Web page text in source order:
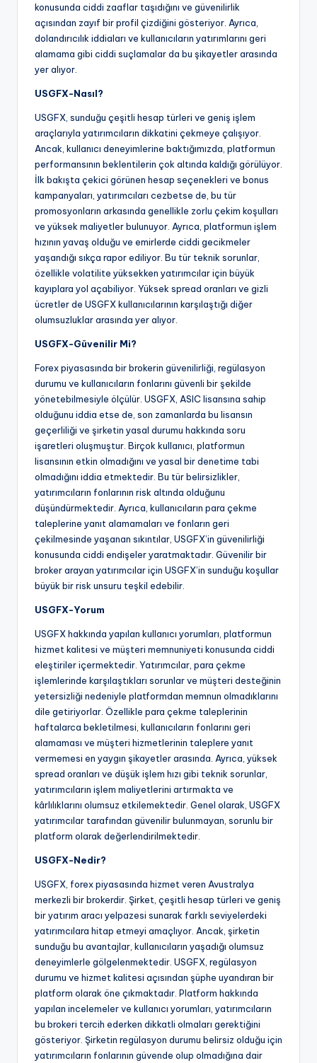
konusunda ciddi zaaflar taşıdığını ve güvenilirlik
açısından zayıf bir profil çizdiğini gösteriyor. Ayrıca,
dolandırıcılık iddiaları ve kullanıcıların yatırımlarını geri
alamama gibi ciddi suçlamalar da bu şikayetler arasında
yer alıyor.
USGFX-Nasıl?
USGFX, sunduğu çeşitli hesap türleri ve geniş işlem
araçlarıyla yatırımcıların dikkatini çekmeye çalışıyor.
Ancak, kullanıcı deneyimlerine baktığımızda, platformun
performansının beklentilerin çok altında kaldığı görülüyor.
İlk bakışta çekici görünen hesap seçenekleri ve bonus
kampanyaları, yatırımcıları cezbetse de, bu tür
promosyonların arkasında genellikle zorlu çekim koşulları
ve yüksek maliyetler bulunuyor. Ayrıca, platformun işlem
hızının yavaş olduğu ve emirlerde ciddi gecikmeler
yaşandığı sıkça rapor ediliyor. Bu tür teknik sorunlar,
özellikle volatilite yüksekken yatırımcılar için büyük
kayıplara yol açabiliyor. Yüksek spread oranları ve gizli
ücretler de USGFX kullanıcılarının karşılaştığı diğer
olumsuzluklar arasında yer alıyor.
USGFX-Güvenilir Mi?
Forex piyasasında bir brokerin güvenilirliği, regülasyon
durumu ve kullanıcıların fonlarını güvenli bir şekilde
yönetebilmesiyle ölçülür. USGFX, ASIC lisansına sahip
olduğunu iddia etse de, son zamanlarda bu lisansın
geçerliliği ve şirketin yasal durumu hakkında soru
işaretleri oluşmuştur. Birçok kullanıcı, platformun
lisansının etkin olmadığını ve yasal bir denetime tabi
olmadığını iddia etmektedir. Bu tür belirsizlikler,
yatırımcıların fonlarının risk altında olduğunu
düşündürmektedir. Ayrıca, kullanıcıların para çekme
taleplerine yanıt alamamaları ve fonların geri
çekilmesinde yaşanan sıkıntılar, USGFX’in güvenilirliği
konusunda ciddi endişeler yaratmaktadır. Güvenilir bir
broker arayan yatırımcılar için USGFX’in sunduğu koşullar
büyük bir risk unsuru teşkil edebilir.
USGFX-Yorum
USGFX hakkında yapılan kullanıcı yorumları, platformun
hizmet kalitesi ve müşteri memnuniyeti konusunda ciddi
eleştiriler içermektedir. Yatırımcılar, para çekme
işlemlerinde karşılaştıkları sorunlar ve müşteri desteğinin
yetersizliği nedeniyle platformdan memnun olmadıklarını
dile getiriyorlar. Özellikle para çekme taleplerinin
haftalarca bekletilmesi, kullanıcıların fonlarını geri
alamaması ve müşteri hizmetlerinin taleplere yanıt
vermemesi en yaygın şikayetler arasında. Ayrıca, yüksek
spread oranları ve düşük işlem hızı gibi teknik sorunlar,
yatırımcıların işlem maliyetlerini artırmakta ve
kârlılıklarını olumsuz etkilemektedir. Genel olarak, USGFX
yatırımcılar tarafından güvenilir bulunmayan, sorunlu bir
platform olarak değerlendirilmektedir.
USGFX-Nedir?
USGFX, forex piyasasında hizmet veren Avustralya
merkezli bir brokerdir. Şirket, çeşitli hesap türleri ve geniş
bir yatırım aracı yelpazesi sunarak farklı seviyelerdeki
yatırımcılara hitap etmeyi amaçlıyor. Ancak, şirketin
sunduğu bu avantajlar, kullanıcıların yaşadığı olumsuz
deneyimlerle gölgelenmektedir. USGFX, regülasyon
durumu ve hizmet kalitesi açısından şüphe uyandıran bir
platform olarak öne çıkmaktadır. Platform hakkında
yapılan incelemeler ve kullanıcı yorumları, yatırımcıların
bu brokeri tercih ederken dikkatli olmaları gerektiğini
gösteriyor. Şirketin regülasyon durumu belirsiz olduğu için
yatırımcıların fonlarının güvende olup olmadığına dair